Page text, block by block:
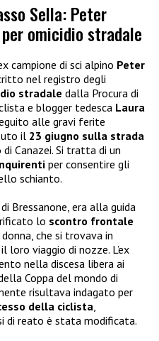
Sella: Peter
omicidio stradale
campione di sci alpino Peter
nel registro degli
stradale dalla Procura di
e blogger tedesca Laura
alle gravi ferite
il 23 giugno sulla strada
Canazei. Si tratta di un
per consentire gli
schianto.
Bressanone, era alla guida
lo scontro frontale
che si trovava in
loro viaggio di nozze. L’ex
nella discesa libera ai
Coppa del mondo di
risultava indagato per
della ciclista,
di reato è stata modificata.